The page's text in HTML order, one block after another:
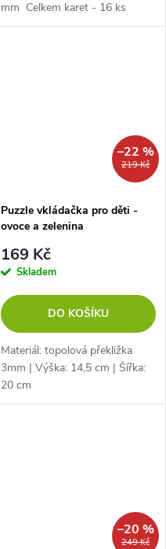
mm Celkem karet - 16 ks
219 Kč
–22 %
Puzzle vkládačka pro děti -
ovoce a zelenina
169 Kč
Skladem
DO KOŠÍKU
Materiál: topolová překližka
3mm | Výška: 14,5 cm | Šířka:
20 cm
249 Kč
–20 %